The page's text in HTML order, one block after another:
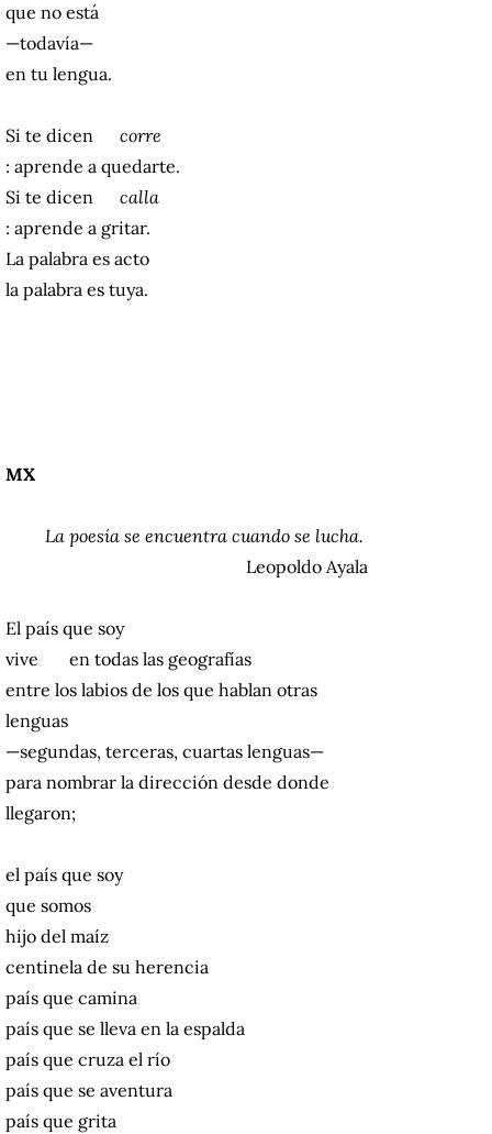
que no está
—todavía—
en tu lengua.
Si te dicen corre
: aprende a quedarte.
Si te dicen calla
: aprende a gritar.
La palabra es acto
la palabra es tuya.
MX
La poesía se encuentra cuando se lucha.
Leopoldo Ayala
El país que soy
vive en todas las geografías
entre los labios de los que hablan otras
lenguas
—segundas, terceras, cuartas lenguas—
para nombrar la dirección desde donde
llegaron;
el país que soy
que somos
hijo del maíz
centinela de su herencia
país que camina
país que se lleva en la espalda
país que cruza el río
país que se aventura
país que grita